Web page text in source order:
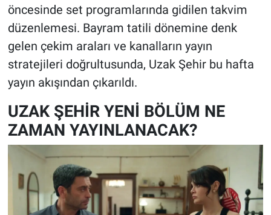
öncesinde set programlarında gidilen takvim
düzenlemesi. Bayram tatili dönemine denk
gelen çekim araları ve kanalların yayın
stratejileri doğrultusunda, Uzak Şehir bu hafta
yayın akışından çıkarıldı.
UZAK ŞEHİR YENİ BÖLÜM NE
ZAMAN YAYINLANACAK?